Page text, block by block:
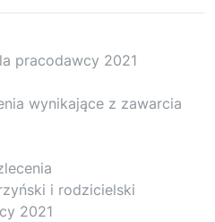
pracodawcy 2021
wynikające z zawarcia
i rodzicielski
2021